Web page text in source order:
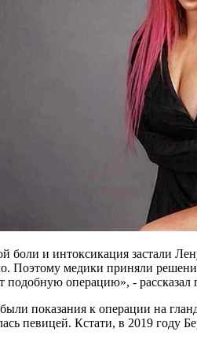
боли и интоксикация застали
Поэтому медики приняли
подобную операцию», -
показания к операции на
певицей. Кстати, в 2019 году